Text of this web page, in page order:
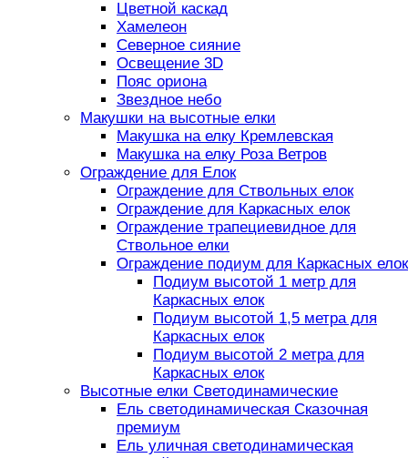
Цветной каскад
Хамелеон
Северное сияние
Освещение 3D
Пояс ориона
Звездное небо
Макушки на высотные елки
Макушка на елку Кремлевская
Макушка на елку Роза Ветров
Ограждение для Елок
Ограждение для Ствольных елок
Ограждение для Каркасных елок
Ограждение трапециевидное для
Ствольное елки
Ограждение подиум для Каркасных елок
Подиум высотой 1 метр для
Каркасных елок
Подиум высотой 1,5 метра для
Каркасных елок
Подиум высотой 2 метра для
Каркасных елок
Высотные елки Светодинамические
Ель светодинамическая Сказочная
премиум
Ель уличная светодинамическая